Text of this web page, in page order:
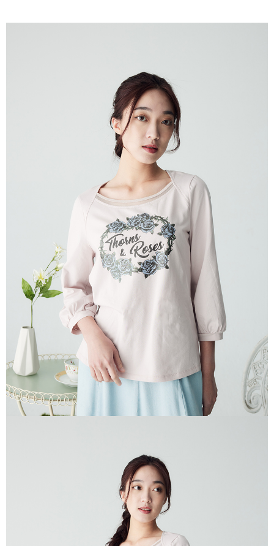
每筆NT$80，滿NT$2,000(含以上)免運費
每筆NT$80，滿NT$2,000(含以上)免運費
每筆NT$80，滿NT$2,000(含以上)免運費
每筆NT$100，滿NT$2,000(含以上)免運費